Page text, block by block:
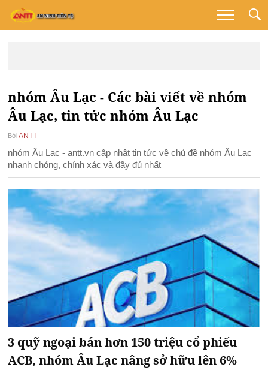
nhóm Âu Lạc - Các bài viết về nhóm
Âu Lạc, tin tức nhóm Âu Lạc
Bởi ANTT
nhóm Âu Lạc - antt.vn cập nhật tin tức về chủ đề nhóm Âu Lạc
nhanh chóng, chính xác và đầy đủ nhất
3 quỹ ngoại bán hơn 150 triệu cổ phiếu
ACB, nhóm Âu Lạc nâng sở hữu lên 6%